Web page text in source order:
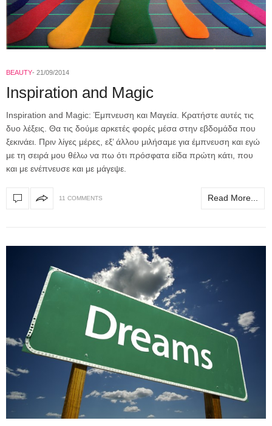
BEAUTY 21/09/2014
Inspiration and Magic
Inspiration and Magic: Έμπνευση και Μαγεία. Κρατήστε αυτές τις
δυο λέξεις. Θα τις δούμε αρκετές φορές μέσα στην εβδομάδα που
ξεκινάει. Πριν λίγες μέρες, εξ’ άλλου μιλήσαμε για έμπνευση και εγώ
με τη σειρά μου θέλω να πω ότι πρόσφατα είδα πρώτη κάτι, που
και με ενέπνευσε και με μάγεψε.
11 COMMENTS Read More...